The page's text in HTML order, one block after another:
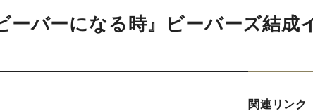
バーになる時』ビーバーズ結成
関連リンク